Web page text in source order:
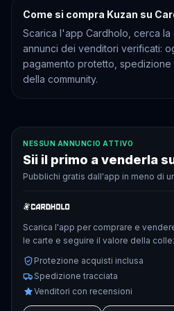
Come si compra Kuzan su
Scarica l'app Cardholo, cerca la
annunci dei venditori verificati:
pagamento protetto, spedizione
della community.
NESSUN ANNUNCIO ATTIVO
Sii il primo a venderla
Pubblichi gratis dall'app in meno di
Scarica l'app per comprare e
le carte e seguire il valore della
Protezione acquisti inclusa
Spedizione tracciata
Venditori con recensioni